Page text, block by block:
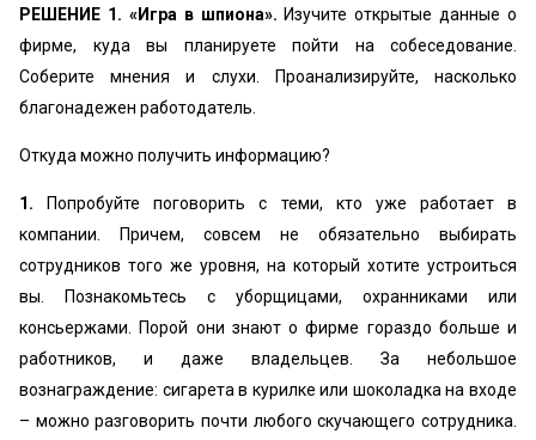
РЕШЕНИЕ 1. «Игра в шпиона». Изучите открытые данные о
фирме, куда вы планируете пойти на собеседование.
Соберите мнения и слухи. Проанализируйте, насколько
благонадежен работодатель.
Откуда можно получить информацию?
1. Попробуйте поговорить с теми, кто уже работает в
компании. Причем, совсем не обязательно выбирать
сотрудников того же уровня, на который хотите устроиться
вы. Познакомьтесь с уборщицами, охранниками или
консьержами. Порой они знают о фирме гораздо больше и
работников, и даже владельцев. За небольшое
вознаграждение: сигарета в курилке или шоколадка на входе
– можно разговорить почти любого скучающего сотрудника.